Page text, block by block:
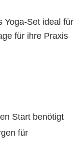
Yoga-Set ideal für
für ihre Praxis
Start benötigt
für